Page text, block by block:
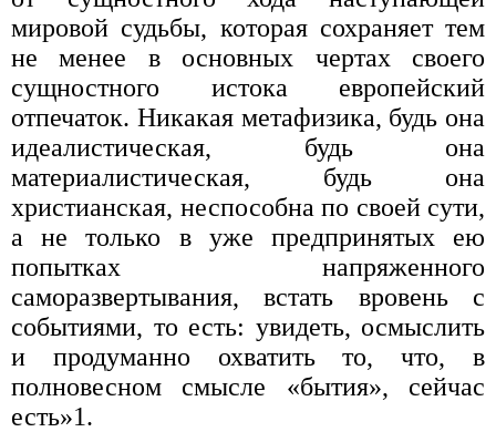
мировой судьбы, которая сохраняет тем
не менее в основных чертах своего
сущностного истока европейский
отпечаток. Никакая метафизика, будь она
идеалистическая, будь она
материалистическая, будь она
христианская, неспособна по своей сути,
а не только в уже предпринятых ею
попытках напряженного
саморазвертывания, встать вровень с
событиями, то есть: увидеть, осмыслить
и продуманно охватить то, что, в
полновесном смысле «бытия», сейчас
есть»1.